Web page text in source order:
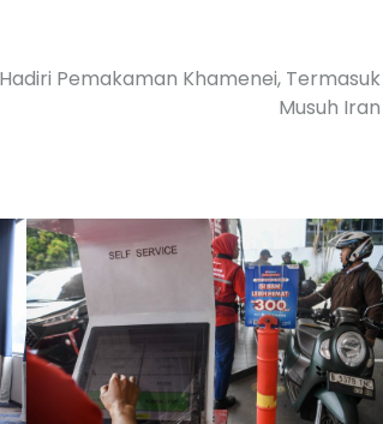
Pemakaman Khamenei, Termasuk
Musuh Iran